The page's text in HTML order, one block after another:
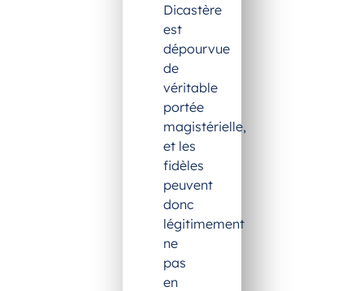
Dicastère
est
dépourvue
de
véritable
portée
magistérielle,
et les
fidèles
peuvent
donc
légitimement
ne
pas
en